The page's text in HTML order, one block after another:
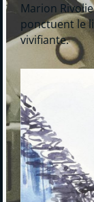
Marion
ponctuent le
vivifiante.